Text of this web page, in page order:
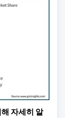
자세히 알